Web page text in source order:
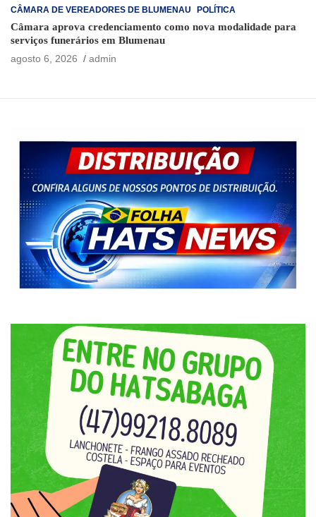
CÂMARA DE VEREADORES DE BLUMENAU POLÍTICA
Câmara aprova credenciamento como nova modalidade para
serviços funerários em Blumenau
agosto 6, 2026
admin